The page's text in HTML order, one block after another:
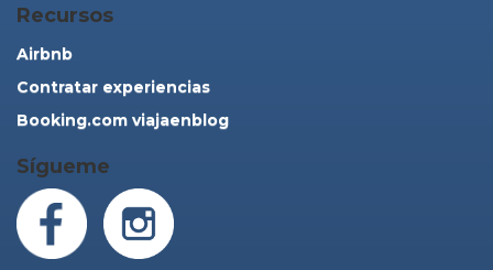
Recursos
Airbnb
Contratar experiencias
Booking.com viajaenblog
Sígueme